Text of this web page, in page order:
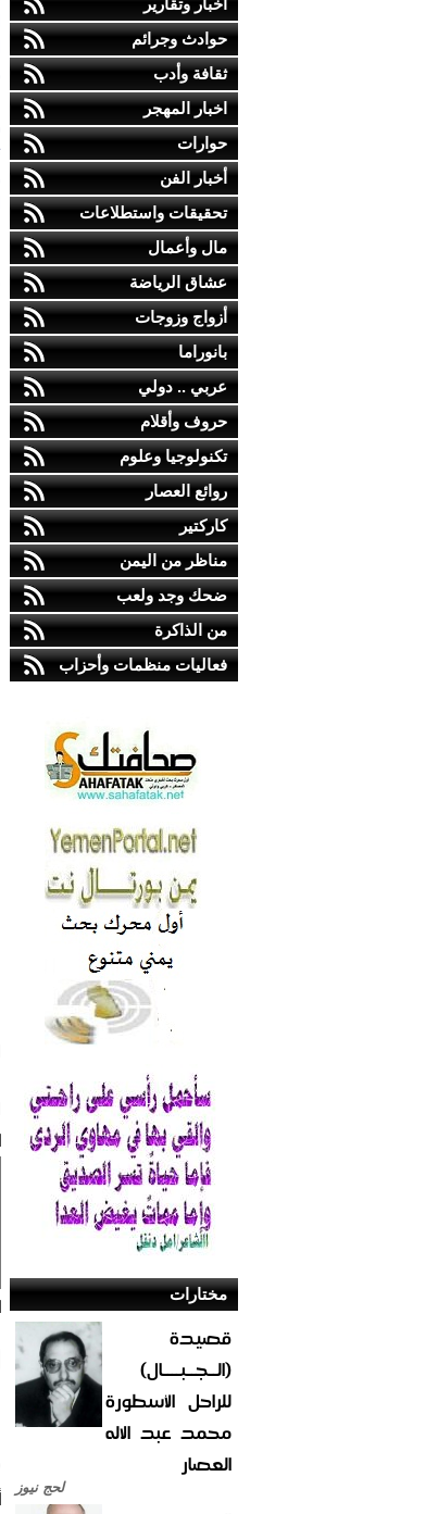
أخبار وتقارير
حوادث وجرائم
ثقافة وأدب
اخبار المهجر
حوارات
أخبار الفن
تحقيقات واستطلاعات
مال وأعمال
عشاق الرياضة
أزواج وزوجات
بانوراما
عربي .. دولي
حروف وأقلام
تكنولوجيا وعلوم
روائع العصار
كاركتير
مناظر من اليمن
ضحك وجد ولعب
من الذاكرة
فعاليات منظمات وأحزاب
مختارات
قصيدة
(الــجــبــــال)
للراحل الأسطورة
محمد عبد الاله
العصار
لحج نيوز